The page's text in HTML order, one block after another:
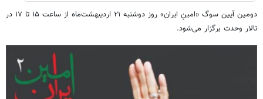
دومین آیین سوگ «امینِ ایران» روز دوشنبه ۲۱ اردیبهشت‌ماه از ساعت ۱۵ تا ۱۷ در
تالار وحدت برگزار می‌شود.